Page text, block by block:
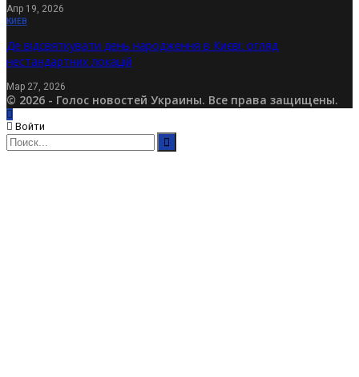
Апр 19, 2026
КИЕВ
Де відсвяткувати день народження в Києві: огляд
нестандартних локацій
Мар 27, 2026
© 2026 - Голос новостей Украины. Все права защищены.
Войти